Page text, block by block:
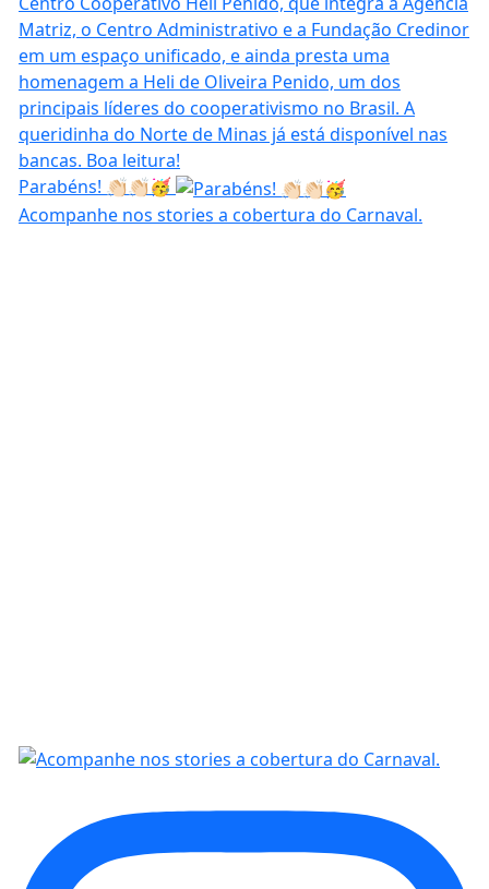
Parabéns! 👏🏻👏🏻🥳
Acompanhe nos stories a cobertura do Carnaval.